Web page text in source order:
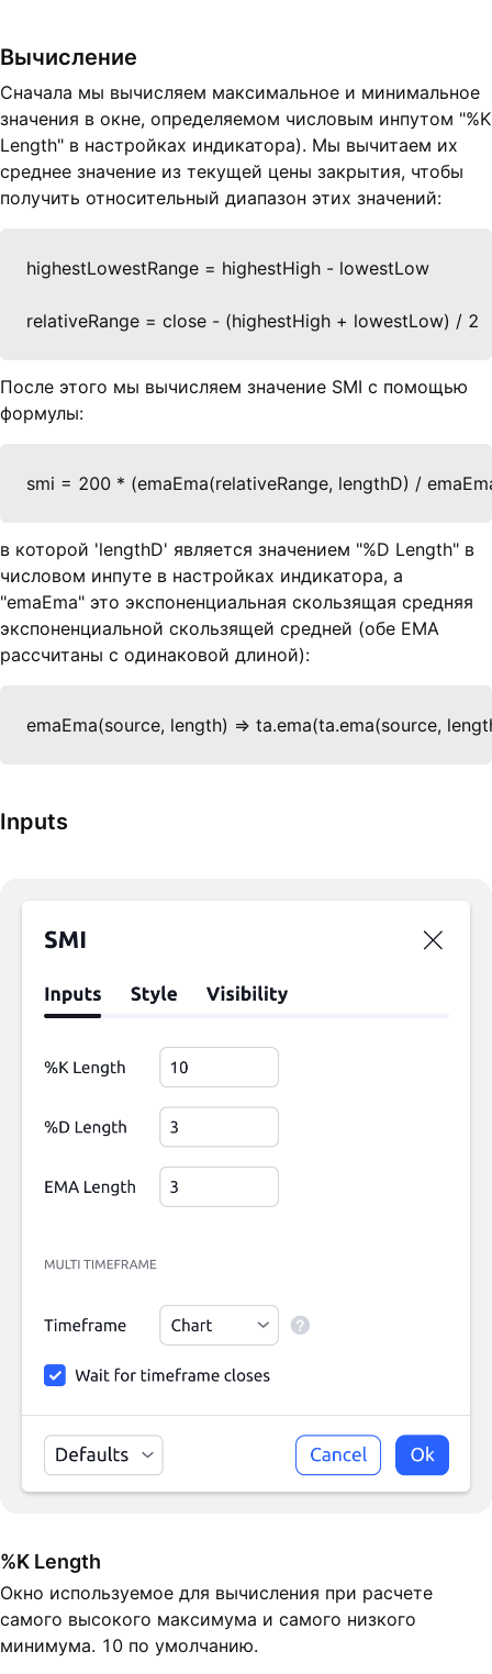
Вычисление
Сначала мы вычисляем максимальное и минимальное
значения в окне, определяемом числовым инпутом "%K
Length" в настройках индикатора). Мы вычитаем их
среднее значение из текущей цены закрытия, чтобы
получить относительный диапазон этих значений:
highestLowestRange = highestHigh - lowestLow
relativeRange = close - (highestHigh + lowestLow) / 2
После этого мы вычисляем значение SMI с помощью
формулы:
smi = 200 * (emaEma(relativeRange, lengthD) /
в которой 'lengthD' является значением "%D Length" в
числовом инпуте в настройках индикатора, а
"emaEma" это экспоненциальная скользящая средняя
экспоненциальной скользящей средней (обе EMA
рассчитаны с одинаковой длиной):
emaEma(source, length) => ta.ema(ta.ema(source,
Inputs
%K Length
Окно используемое для вычисления при расчете
самого высокого максимума и самого низкого
минимума. 10 по умолчанию.